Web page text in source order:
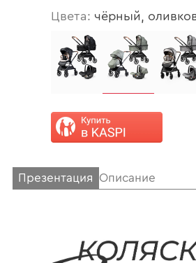
Цвета: чёрный,
Презентация Описание